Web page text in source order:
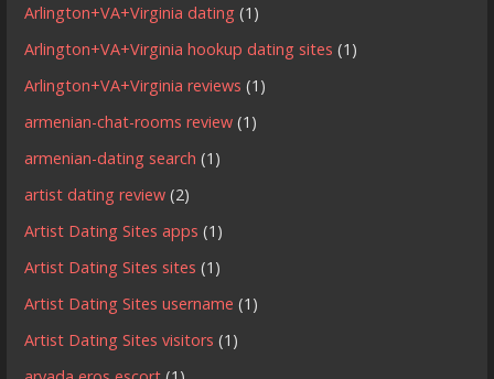
Arlington+VA+Virginia dating (1)
Arlington+VA+Virginia hookup dating sites (1)
Arlington+VA+Virginia reviews (1)
armenian-chat-rooms review (1)
armenian-dating search (1)
artist dating review (2)
Artist Dating Sites apps (1)
Artist Dating Sites sites (1)
Artist Dating Sites username (1)
Artist Dating Sites visitors (1)